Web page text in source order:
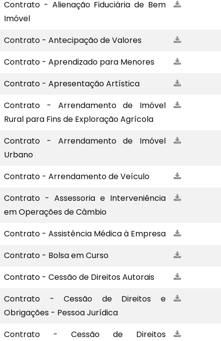
Contrato - Alienação Fiduciária de Bem
Imóvel
Contrato - Antecipação de Valores
Contrato - Aprendizado para Menores
Contrato - Apresentação Artística
Contrato - Arrendamento de Imóvel
Rural para Fins de Exploração Agrícola
Contrato - Arrendamento de Imóvel
Urbano
Contrato - Arrendamento de Veículo
Contrato - Assessoria e Interveniência
em Operações de Câmbio
Contrato - Assistência Médica à Empresa
Contrato - Bolsa em Curso
Contrato - Cessão de Direitos Autorais
Contrato - Cessão de Direitos e
Obrigações - Pessoa Jurídica
Contrato - Cessão de Direitos